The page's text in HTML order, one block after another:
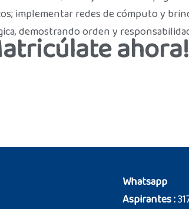
implementar redes de cómputo y
demostrando orden y ahora!
Whatsapp
Aspirantes :